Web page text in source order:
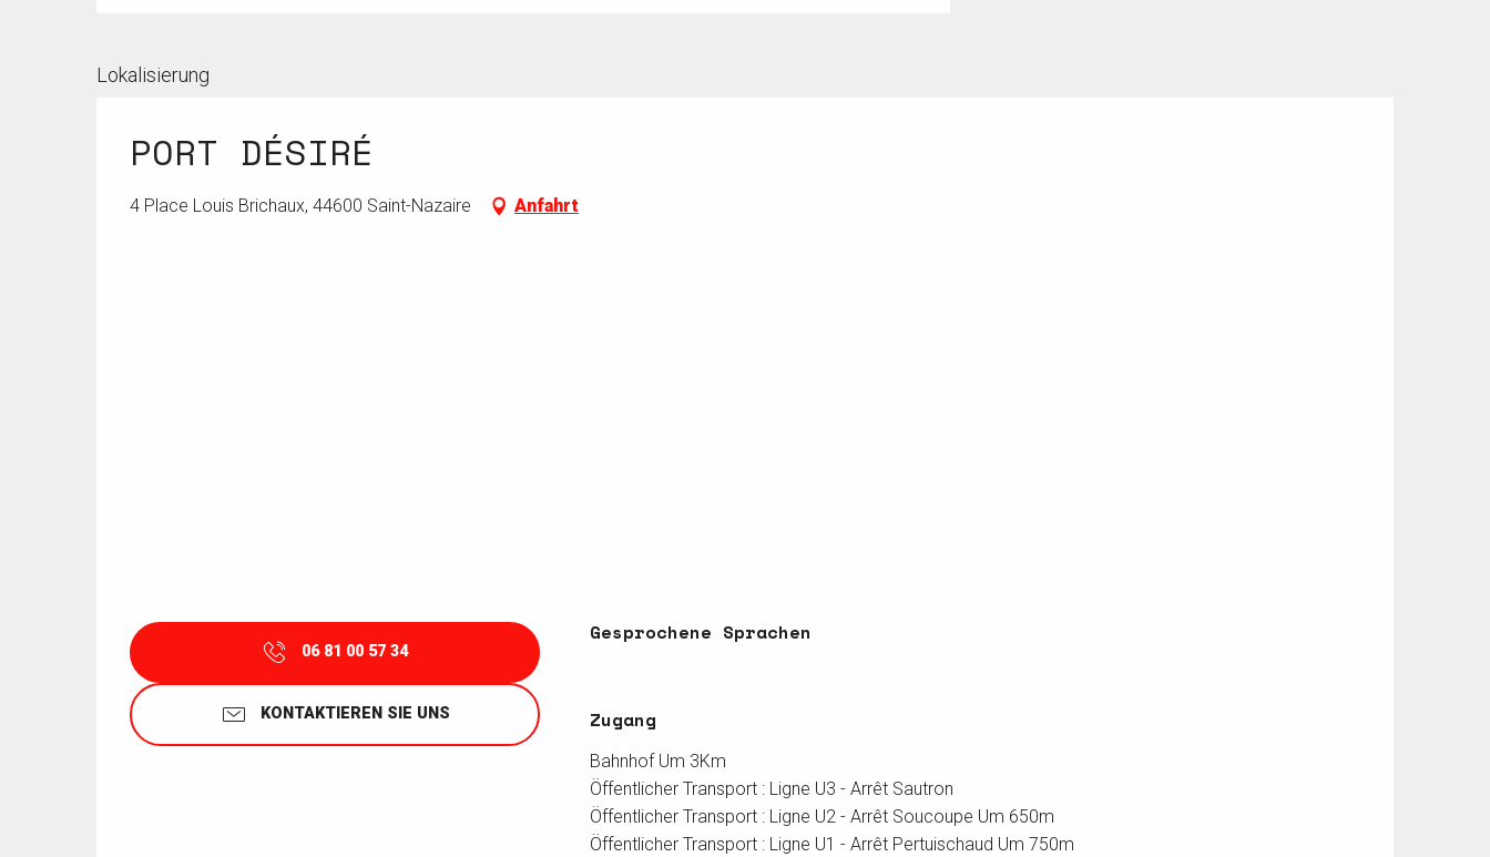
Lokalisierung
PORT DÉSIRÉ
4 Place Louis Brichaux, 44600 Saint-Nazaire Anfahrt
06 81 00 57 34
KONTAKTIEREN SIE UNS
Gesprochene Sprachen
Gesprochene Sprachen
Zugang
Zugang
Bahnhof Um 3Km
Öffentlicher Transport : Ligne U3 - Arrêt Sautron
Öffentlicher Transport : Ligne U2 - Arrêt Soucoupe Um 650m
Öffentlicher Transport : Ligne U1 - Arrêt Pertuischaud Um 750m